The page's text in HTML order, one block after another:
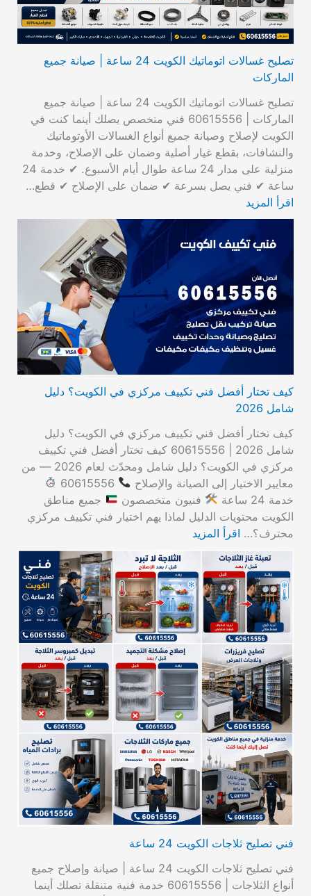
تصليح غسالات اتوماتيك الكويت 24 ساعة | صيانة جميع
الماركات
تصليح غسالات اتوماتيك الكويت 24 ساعة | صيانة جميع
الماركات | 60615556 فني متخصص يصلك أينما كنت في
الكويت لإصلاح وصيانة جميع أنواع الغسالات الأوتوماتيك
والنشافات، بقطع غيار أصلية وضمان على الإصلاح، وخدمة
منزلية على مدار 24 ساعة طوال أيام الأسبوع. ✔ خدمة 24
ساعة ✔ فني يصل بسرعة ✔ ضمان على الإصلاح ✔ قطع…
اقرأ المزيد
كيف تختار أفضل فني تكييف مركزي في الكويت؟ دليل
شامل 2026
كيف تختار أفضل فني تكييف مركزي في الكويت؟ دليل
شامل 2026 | 60615556 كيف تختار أفضل فني تكييف
مركزي في الكويت؟ دليل شامل ومحدّث لعام 2026 — من
معايير الاختيار إلى الصيانة والإصلاح
خدمة 24 ساعة
فنيون متخصصون
جميع مناطق
الكويت محتويات الدليل لماذا يهم اختيار فني تكييف مركزي
محترف؟… اقرأ المزيد
فني تصليح ثلاجات الكويت 24 ساعة
فني تصليح ثلاجات الكويت 24 ساعة | صيانة وإصلاح جميع
أنواع الثلاجات | 60615556 خدمة فنية متنقلة تصلك أينما